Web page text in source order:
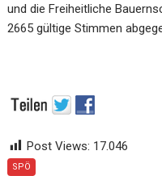
und die Freiheitliche
2665 gültige Stimmen
Post Views: 17.046
SPÖ